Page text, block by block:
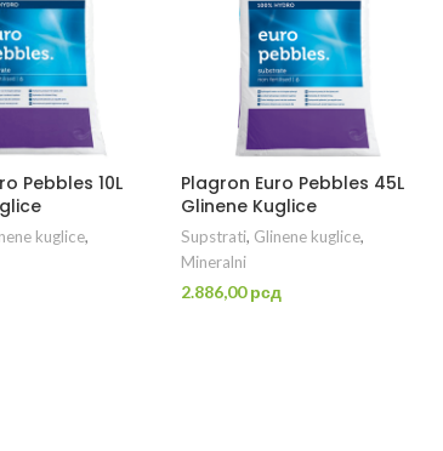
Pebbles 10L
kuglice,
Plagron Euro Pebbles 45L
Glinene Kuglice
Supstrati, Glinene kuglice,
Mineralni
2.886,00рсд